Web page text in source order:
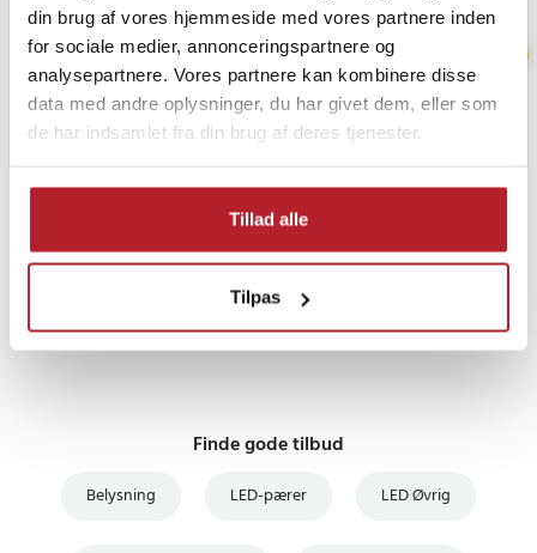
din brug af vores hjemmeside med vores partnere inden
for sociale medier, annonceringspartnere og
analysepartnere. Vores partnere kan kombinere disse
data med andre oplysninger, du har givet dem, eller som
de har indsamlet fra din brug af deres tjenester.
Tillad alle
Tilpas
PRISGARANTI
UDSALG
Finde gode tilbud
Belysning LED-pærer LED Øvrig